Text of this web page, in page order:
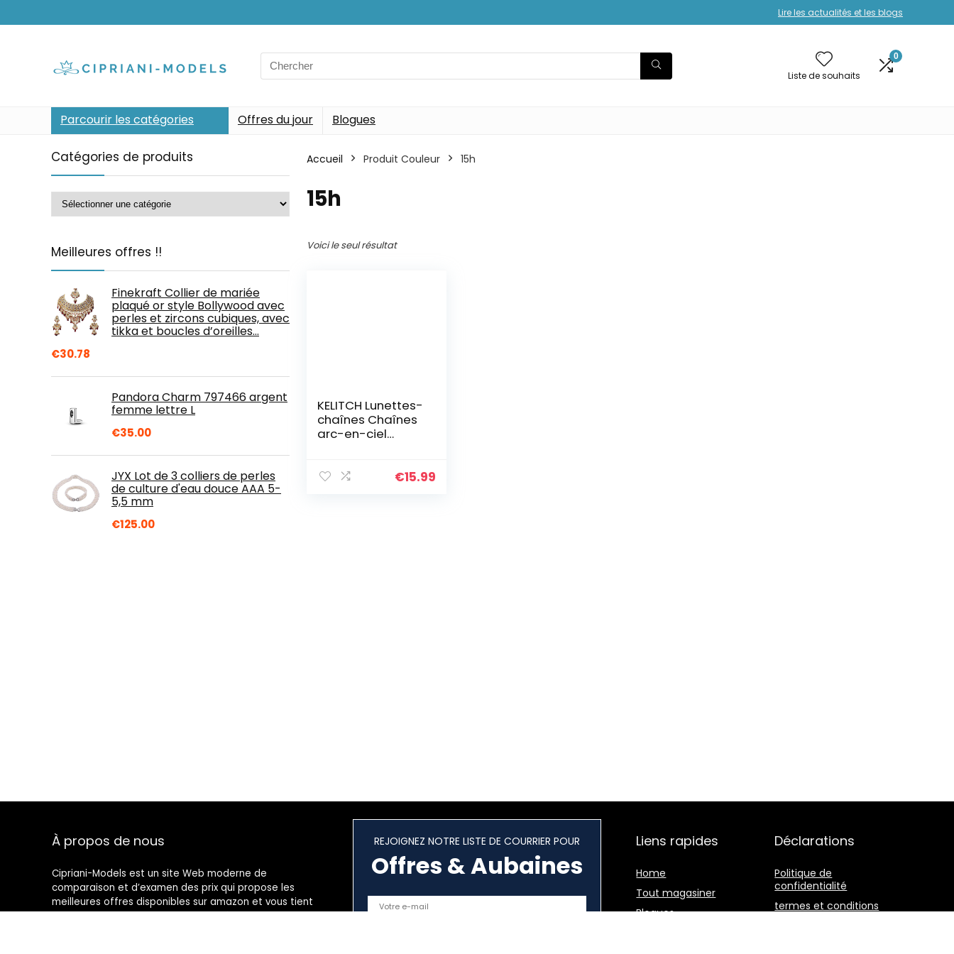
Lire les actualités et les blogs
Search
for:
Liste de souhaits
0
Parcourir les catégories Offres du jour Blogues
Catégories de produits
Meilleures offres !!
Finekraft Collier de mariée
plaqué or style Bollywood avec
perles et zircons cubiques, avec
tikka et boucles d’oreilles…
€30.78
Pandora Charm 797466 argent
femme lettre L
€35.00
JYX Lot de 3 colliers de perles
de culture d'eau douce AAA 5-
5,5 mm
€125.00
Accueil Produit Couleur 15h
15h
Voici le seul résultat
KELITCH Lunettes-
chaînes Chaînes
arc-en-ciel
Collier De Masque
€15.99
À propos de nous
Cipriani-Models est un site Web moderne de
comparaison et d’examen des prix qui propose les
meilleures offres disponibles sur amazon et vous tient
au courant des derniers blogs ajoutés. Toutes les
REJOIGNEZ NOTRE LISTE DE COURRIER POUR
Offres & Aubaines
Liens rapides
Home
Tout magasiner
Blogues
Déclarations
Politique de
confidentialité
termes et conditions